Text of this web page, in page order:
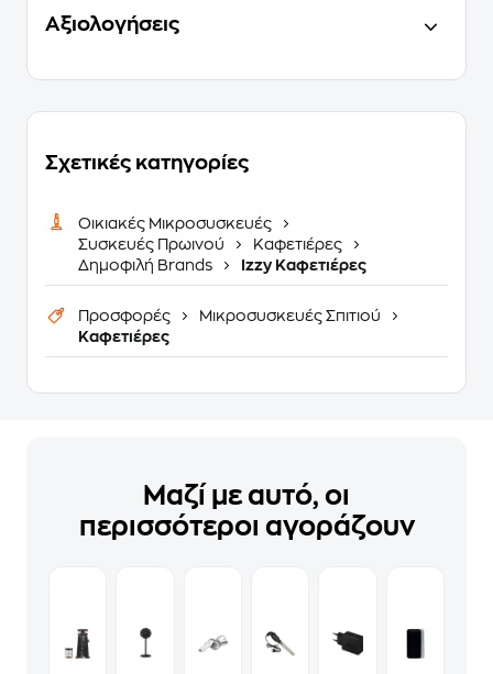
Αξιολογήσεις
Σχετικές κατηγορίες
Οικιακές Μικροσυσκευές
Συσκευές Πρωινού
Καφετιέρες
Δημοφιλή Brands
Izzy Καφετιέρες
Προσφορές
Μικροσυσκευές Σπιτιού
Καφετιέρες
Μαζί με αυτό, οι
περισσότεροι αγοράζουν